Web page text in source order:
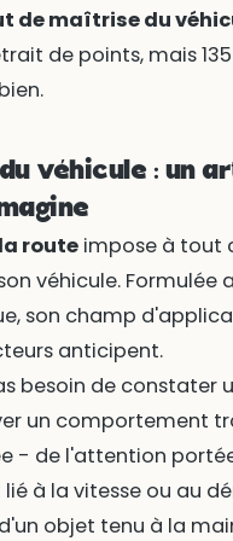
de maîtrise du
de points, mais
véhicule : un
routeimpose à tout
véhicule. Formulée
son champ
anticipent.
besoin de constater
un comportement
- de l'attention
à la vitesse ou au
objet tenu à la